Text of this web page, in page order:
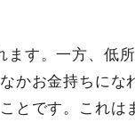
す。一方、低
かお金持ちにな
とです。これは